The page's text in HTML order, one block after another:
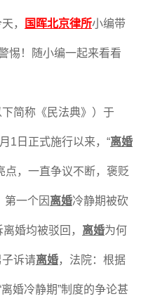
， 国晖北京律所小编带
惕！随小编一起来看看
简称《民法典》）于
1日正式施行以来，“离婚
点，一直争议不断，褒贬
第一个因 离婚冷静期被砍
婚均被驳回， 离婚为何
诉请离婚，法院：根据
婚冷静期”制度的争论甚